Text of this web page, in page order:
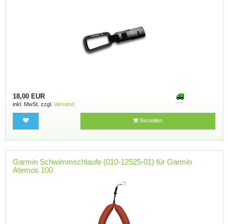
18,00 EUR
inkl. MwSt. zzgl. Versand
Bestellen
Garmin Schwimmschlaufe (010-12525-01) für Garmin
Atemos 100